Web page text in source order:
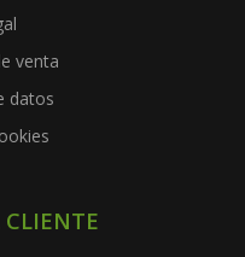
venta
datos